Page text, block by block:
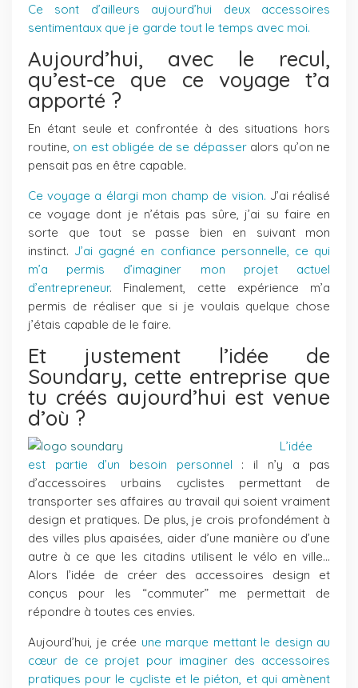
Ce sont d’ailleurs aujourd’hui deux accessoires
sentimentaux que je garde tout le temps avec moi.
Aujourd’hui, avec le recul,
qu’est-ce que ce voyage t’a
apporté ?
En étant seule et confrontée à des situations hors
routine, on est obligée de se dépasseralors qu’on ne
pensait pas en être capable.
Ce voyage a élargi mon champ de vision. J’ai réalisé
ce voyage dont je n’étais pas sûre, j’ai su faire en
sorte que tout se passe bien en suivant mon
instinct. J’ai gagné en confiance personnelle, ce qui
m’a permis d’imaginer mon projet actuel
d’entrepreneur. Finalement, cette expérience m’a
permis de réaliser que si je voulais quelque chose
j’étais capable de le faire.
Et justement l’idée de
Soundary, cette entreprise que
tu créés aujourd’hui est venue
d’où ?
L’idée
est partie d’un besoin personnel : il n’y a pas
d’accessoires urbains cyclistes permettant de
transporter ses affaires au travail qui soient vraiment
design et pratiques. De plus, je crois profondément à
des villes plus apaisées, aider d’une manière ou d’une
autre à ce que les citadins utilisent le vélo en ville…
Alors l’idée de créer des accessoires design et
conçus pour les “commuter” me permettait de
répondre à toutes ces envies.
Aujourd’hui, je crée une marque mettant le design au
cœur de ce projet pour imaginer des accessoires
pratiques pour le cycliste et le piéton, et qui amènent